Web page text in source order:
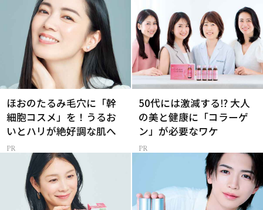
ほおのたるみ毛穴に「幹
細胞コスメ」を！うるお
いとハリが絶好調な肌へ
50代には激減する⁉ 大人
の美と健康に「コラーゲ
ン」が必要なワケ